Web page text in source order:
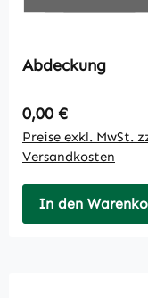
Abdeckung
Regulärer Preis:
0,00 €
Preise exkl. MwSt.
Versandkosten
In den